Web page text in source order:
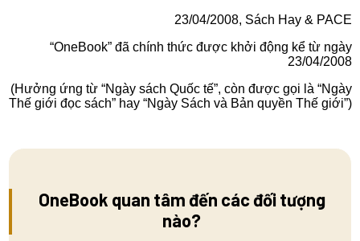
23/04/2008, Sách Hay & PACE
“OneBook” đã chính thức được khởi động kể từ ngày
23/04/2008
(Hưởng ứng từ “Ngày sách Quốc tế”, còn được gọi là “Ngày
Thế giới đọc sách” hay “Ngày Sách và Bản quyền Thế giới”)
OneBook quan tâm đến các đối tượng
nào?